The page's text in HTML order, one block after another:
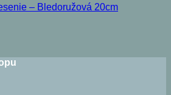
– Bledoružová 20cm